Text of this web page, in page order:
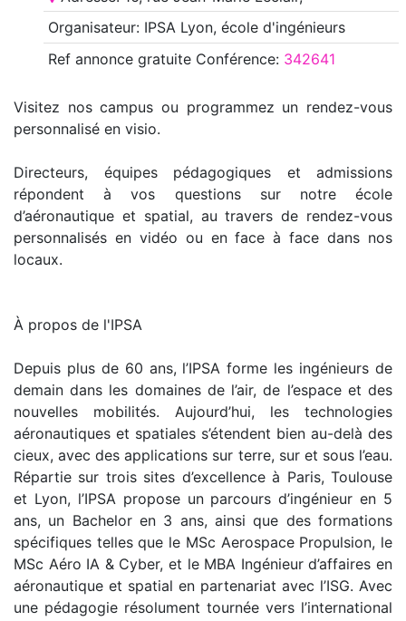
Organisateur: IPSA Lyon, école d'ingénieurs
Ref annoncegratuite Conférence: 342641
Visitez nos campus ou programmez un rendez-vous
personnalisé en visio.
Directeurs, équipes pédagogiques et admissions
répondent à vos questions sur notre école
d’aéronautique et spatial, au travers de rendez-vous
personnalisés en vidéo ou en face à face dans nos
locaux.
À propos de l'IPSA
Depuis plus de 60 ans, l’IPSA forme les ingénieurs de
demain dans les domaines de l’air, de l’espace et des
nouvelles mobilités. Aujourd’hui, les technologies
aéronautiques et spatiales s’étendent bien au-delà des
cieux, avec des applications sur terre, sur et sous l’eau.
Répartie sur trois sites d’excellence à Paris, Toulouse
et Lyon, l’IPSA propose un parcours d’ingénieur en 5
ans, un Bachelor en 3 ans, ainsi que des formations
spécifiques telles que le MSc Aerospace Propulsion, le
MSc Aéro IA & Cyber, et le MBA Ingénieur d’affaires en
aéronautique et spatial en partenariat avec l’ISG. Avec
une pédagogie résolument tournée vers l’international